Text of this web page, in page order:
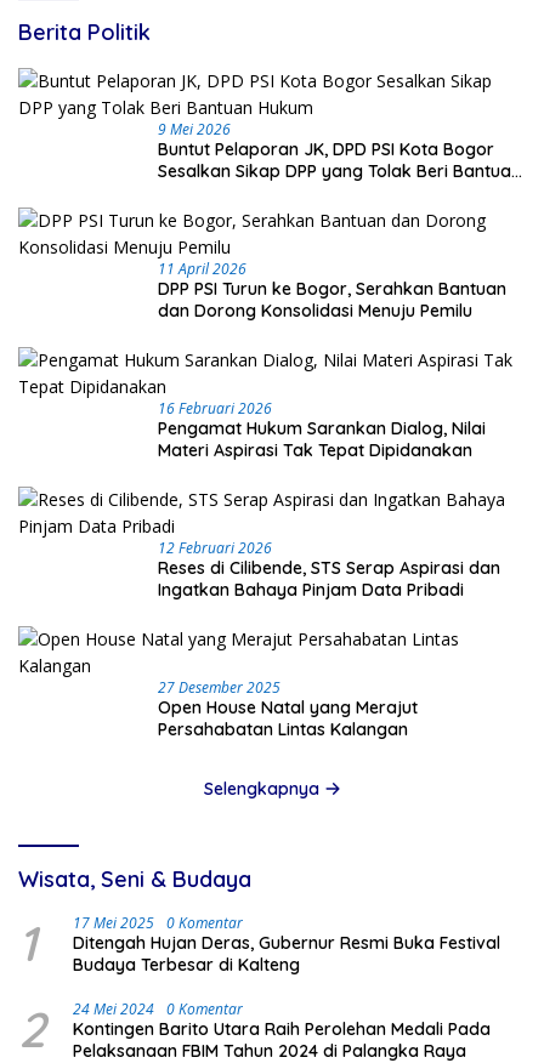
Berita Politik
9 Mei 2026
Buntut Pelaporan JK, DPD PSI Kota Bogor
Sesalkan Sikap DPP yang Tolak Beri Bantuan
11 April 2026
DPP PSI Turun ke Bogor, Serahkan Bantuan
dan Dorong Konsolidasi Menuju Pemilu
16 Februari 2026
Pengamat Hukum Sarankan Dialog, Nilai
Materi Aspirasi Tak Tepat Dipidanakan
12 Februari 2026
Reses di Cilibende, STS Serap Aspirasi dan
Ingatkan Bahaya Pinjam Data Pribadi
27 Desember 2025
Open House Natal yang Merajut
Persahabatan Lintas Kalangan
Selengkapnya
Wisata, Seni & Budaya
1 17 Mei 2025 0 Komentar
Ditengah Hujan Deras, Gubernur Resmi Buka Festival
Budaya Terbesar di Kalteng
2 24 Mei 2024 0 Komentar
Kontingen Barito Utara Raih Perolehan Medali Pada
Pelaksanaan FBIM Tahun 2024 di Palangka Raya